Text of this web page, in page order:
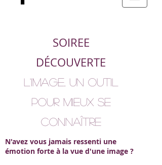
SOIREE
DÉCOUVERTE
L'IMAGE, UN OUTIL
POUR MIEUX SE
CONNAÎTRE
N'avez vous jamais ressenti une
émotion forte à la vue d'une image ?